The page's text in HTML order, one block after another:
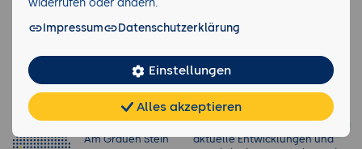
Seminarzentrum
Am Grauen Stein
Newsletter
Keinen Trend verpassen!
aktuelle Entwicklungen und
Teilen FAQ Cookies
Impressum
Datenschutzerklärung
Einstellungen
Alles akzeptieren